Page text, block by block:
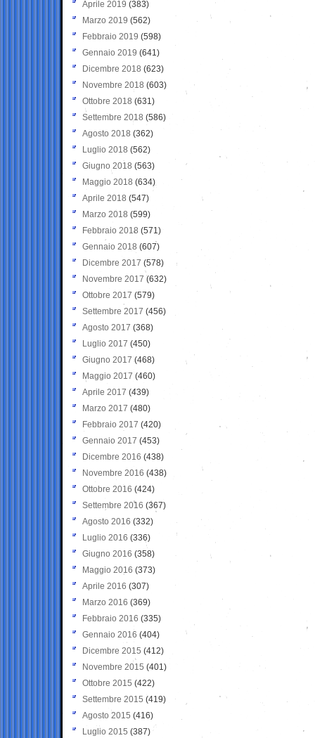
Aprile 2019 (383)
Marzo 2019 (562)
Febbraio 2019 (598)
Gennaio 2019 (641)
Dicembre 2018 (623)
Novembre 2018 (603)
Ottobre 2018 (631)
Settembre 2018 (586)
Agosto 2018 (362)
Luglio 2018 (562)
Giugno 2018 (563)
Maggio 2018 (634)
Aprile 2018 (547)
Marzo 2018 (599)
Febbraio 2018 (571)
Gennaio 2018 (607)
Dicembre 2017 (578)
Novembre 2017 (632)
Ottobre 2017 (579)
Settembre 2017 (456)
Agosto 2017 (368)
Luglio 2017 (450)
Giugno 2017 (468)
Maggio 2017 (460)
Aprile 2017 (439)
Marzo 2017 (480)
Febbraio 2017 (420)
Gennaio 2017 (453)
Dicembre 2016 (438)
Novembre 2016 (438)
Ottobre 2016 (424)
Settembre 2016 (367)
Agosto 2016 (332)
Luglio 2016 (336)
Giugno 2016 (358)
Maggio 2016 (373)
Aprile 2016 (307)
Marzo 2016 (369)
Febbraio 2016 (335)
Gennaio 2016 (404)
Dicembre 2015 (412)
Novembre 2015 (401)
Ottobre 2015 (422)
Settembre 2015 (419)
Agosto 2015 (416)
Luglio 2015 (387)